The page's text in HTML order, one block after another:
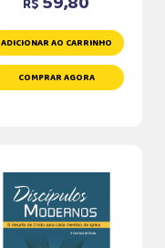
R$
ADICIONAR AO CARRINHO
COMPRAR AGORA